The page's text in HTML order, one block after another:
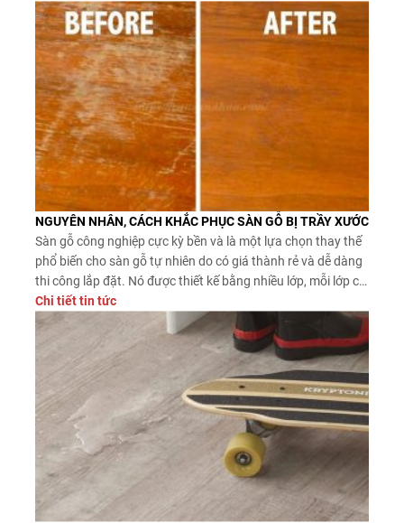
nghiệp
NGUYÊN NHÂN, CÁCH KHẮC PHỤC SÀN GỖ BỊ TRẦY XƯỚC
Sàn gỗ công nghiệp cực kỳ bền và là một lựa chọn thay thế
phổ biến cho sàn gỗ tự nhiên do có giá thành rẻ và dễ dàng
thi công lắp đặt. Nó được thiết kế bằng nhiều lớp, mỗi lớp có
một chức năng bảo vệ riêng biệt. Nhưng sàn gỗ vẫn bị trầy
xước do nhiều nguyên nhân, việc thay thế sẽ trở lên khó
khăn hơn
Chi tiết tin tức